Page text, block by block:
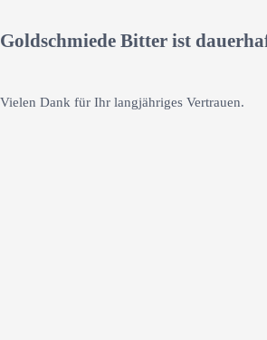
Goldschmiede Bitter ist
Vielen Dank für Ihr langjähriges Vertrauen.